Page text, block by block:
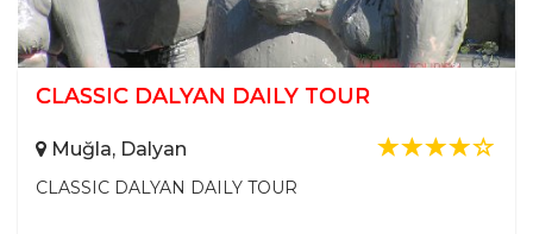
CLASSIC DALYAN DAILY TOUR
Muğla, Dalyan
CLASSIC DALYAN DAILY TOUR